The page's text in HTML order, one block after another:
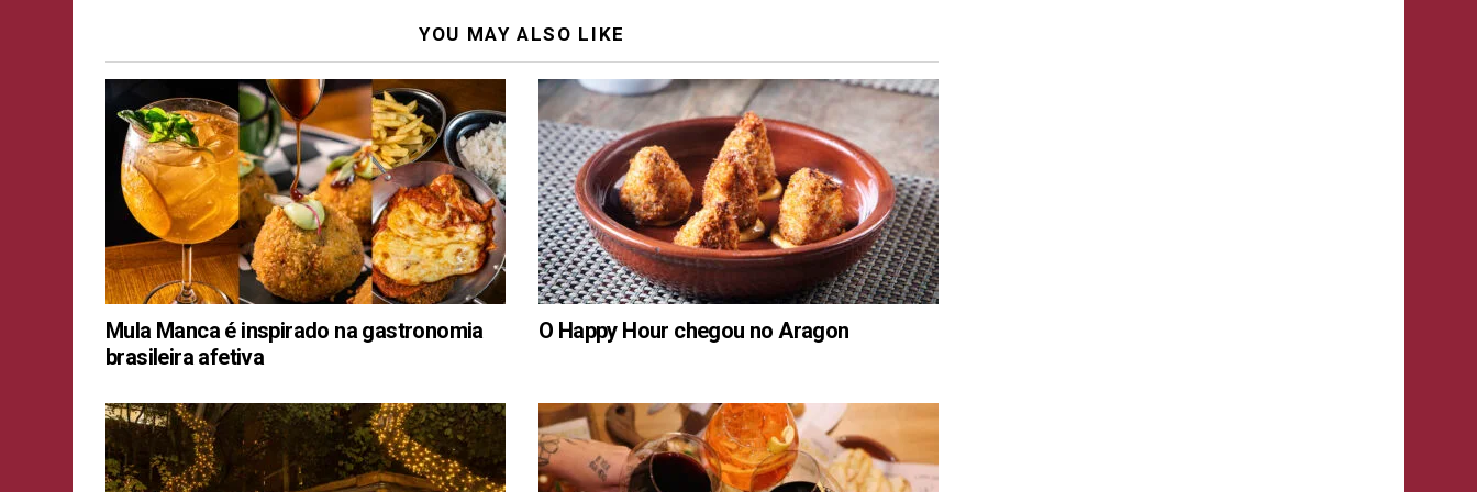
YOU MAY ALSO LIKE
Mula Manca é inspirado na gastronomia
brasileira afetiva
O Happy Hour chegou no Aragon